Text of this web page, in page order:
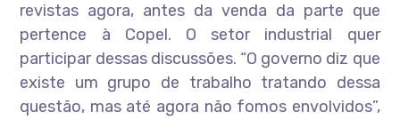
revistas agora, antes da venda da parte que
pertence à Copel. O setor industrial quer
participar dessas discussões. “O governo diz que
existe um grupo de trabalho tratando dessa
questão, mas até agora não fomos envolvidos”,